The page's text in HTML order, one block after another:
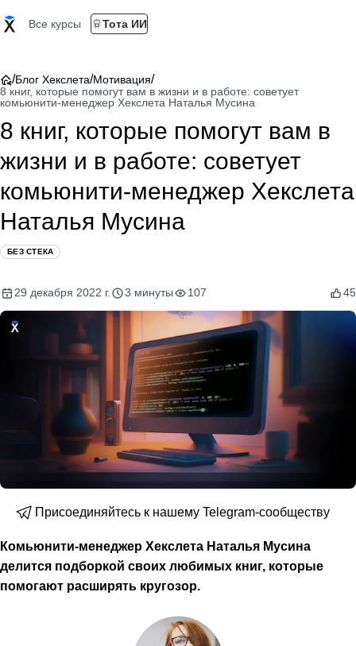
Все курсы Тота ИИ
/Блог Хекслета/Мотивация/
8 книг, которые помогут вам в жизни и в работе: советует
комьюнити-менеджер Хекслета Наталья Мусина
8 книг, которые помогут вам в
жизни и в работе: советует
комьюнити-менеджер Хекслета
Наталья Мусина
БЕЗ СТЕКА
29 декабря 2022 г. 3 минуты 107 45
Присоединяйтесь к нашему Telegram-сообществу
Комьюнити-менеджер Хекслета Наталья Мусина
делится подборкой своих любимых книг, которые
помогают расширять кругозор.